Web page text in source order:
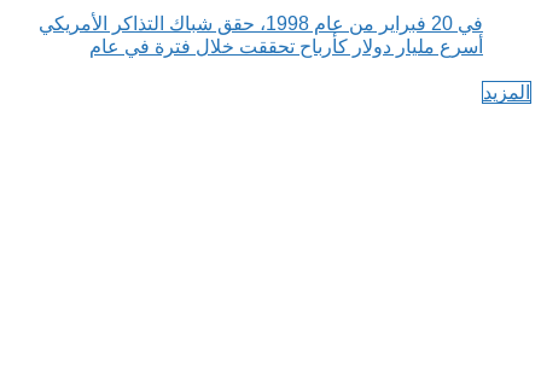
في 20 فبراير من عام 1998، حقق شباك التذاكر الأمريكي
أسرع مليار دولار كأرباح تحققت خلال فترة في عام
المزيد